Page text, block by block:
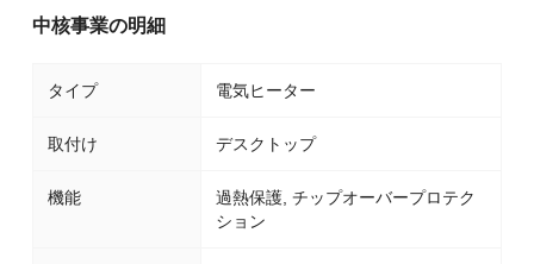
中核事業の明細
タイプ 電気ヒーター
取付け デスクトップ
機能
過熱保護, チップオーバープロテク
ション